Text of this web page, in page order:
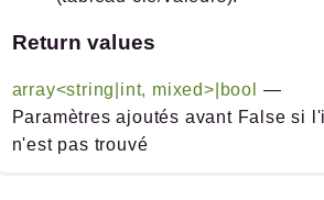
Return values
array<string|int, mixed>|bool
—
Paramètres ajoutés avant False si
n'est pas trouvé